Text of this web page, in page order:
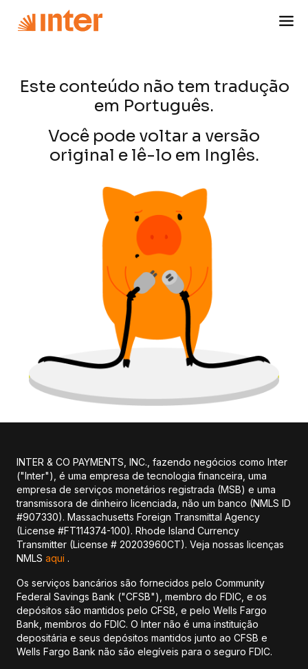
Este conteúdo não tem tradução
em Português.
Você pode voltar a versão
original e lê-lo em Inglês.
INTER & CO PAYMENTS, INC., fazendo negócios como Inter
("Inter"), é uma empresa de tecnologia financeira, uma
empresa de serviços monetários registrada (MSB) e uma
transmissora de dinheiro licenciada, não um banco (NMLS ID
#907330). Massachusetts Foreign Transmittal Agency
(License #FT114374-100). Rhode Island Currency
Transmitter (License # 20203960CT). Veja nossas licenças
NMLS aqui .
Os serviços bancários são fornecidos pelo Community
Federal Savings Bank ("CFSB"), membro do FDIC, e os
depósitos são mantidos pelo CFSB, e pelo Wells Fargo
Bank, membros do FDIC. O Inter não é uma instituição
depositária e seus depósitos mantidos junto ao CFSB e
Wells Fargo Bank não são elegíveis para o seguro FDIC.